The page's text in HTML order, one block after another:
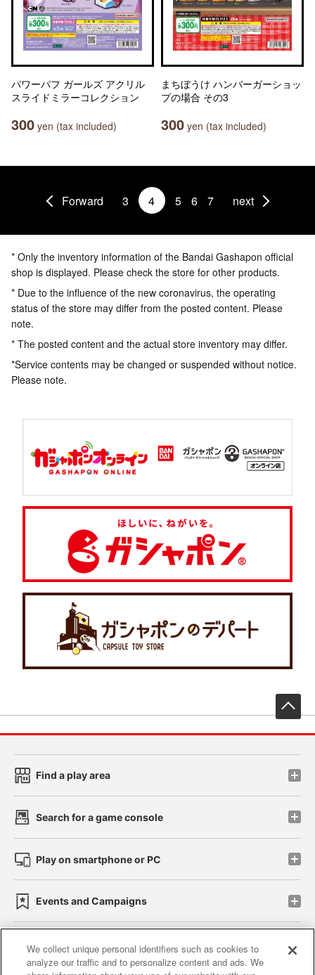
パワーパフ ガールズ アクリル
スライドミラーコレクション
300 yen (tax included)
まちぼうけ ハンバーガーショッ
プの場合 その3
300 yen (tax included)
Forward 3 4 5 6 7 next
* Only the inventory information of the Bandai Gashapon official
shop is displayed. Please check the store for other products.
* Due to the influence of the new coronavirus, the operating
status of the store may differ from the posted content. Please
note.
* The posted content and the actual store inventory may differ.
*Service contents may be changed or suspended without notice.
Please note.
Find a play area
Search for a game console
Play on smartphone or PC
Events and Campaigns
Affiliate Sustainability site policy privacy policy
We collect unique personal identifiers such as cookies to
analyze our traffic and to personalize content and ads. We